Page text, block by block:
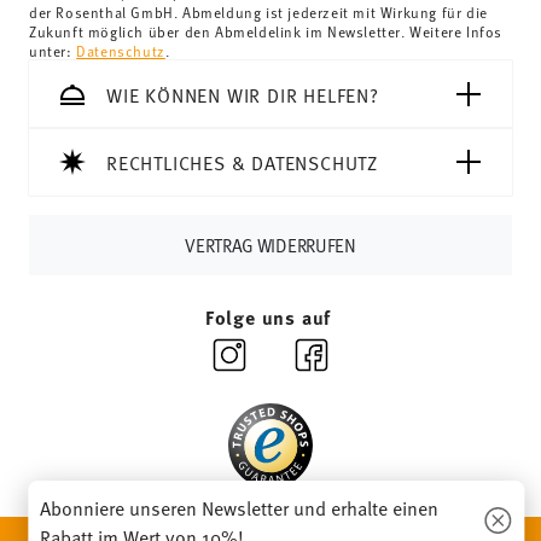
Schweiz:Lieferungen in die Schweiz sind ab 69,90 CHF
versandkostenfrei. Unter einem Bestellwert von 69,90
CHF liegen die Versandkosten bei 36,90 CHF.
sobald Ihr Paket auf die Reise geht.
Lieferzeit innerhalb Deutschlands:3-5 Werktage für
hier einsehen.
der Rosenthal GmbH. Abmeldung ist jederzeit mit Wirkung für die
Zukunft möglich über den Abmeldelink im Newsletter. Weitere Infos
unter: Datenschutz
WIE KÖNNEN WIR DIR HELFEN?
RECHTLICHES & DATENSCHUTZ
VERTRAG WIDERRUFEN
Folge uns auf
Abonniere unseren Newsletter und erhalte einen